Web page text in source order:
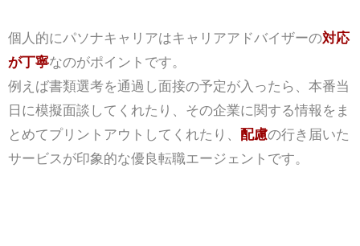
個人的にパソナキャリアはキャリアアドバイザーの対応
が丁寧なのがポイントです。
例えば書類選考を通過し面接の予定が入ったら、本番当
日に模擬面談してくれたり、その企業に関する情報をま
とめてプリントアウトしてくれたり、 配慮の行き届いた
サービスが印象的な優良転職エージェントです。